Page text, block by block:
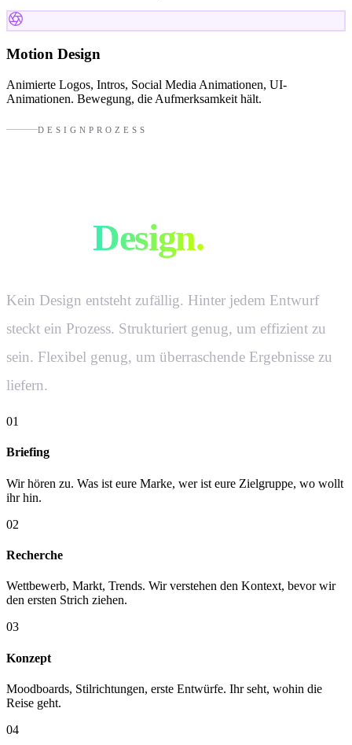
Motion Design
Animierte Logos, Intros, Social Media Animationen, UI-
Animationen. Bewegung, die Aufmerksamkeit hält.
DESIGNPROZESS
gutesDesign.
Kein Design entsteht zufällig. Hinter jedem Entwurf
steckt ein Prozess. Strukturiert genug, um effizient zu
sein. Flexibel genug, um überraschende Ergebnisse zu
liefern.
01
Briefing
Wir hören zu. Was ist eure Marke, wer ist eure Zielgruppe, wo wollt
ihr hin.
02
Recherche
Wettbewerb, Markt, Trends. Wir verstehen den Kontext, bevor wir
den ersten Strich ziehen.
03
Konzept
Moodboards, Stilrichtungen, erste Entwürfe. Ihr seht, wohin die
Reise geht.
04